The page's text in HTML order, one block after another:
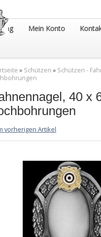
Mein Konto
» Schützen » Schützen -
40 x
vorherigen Artikel